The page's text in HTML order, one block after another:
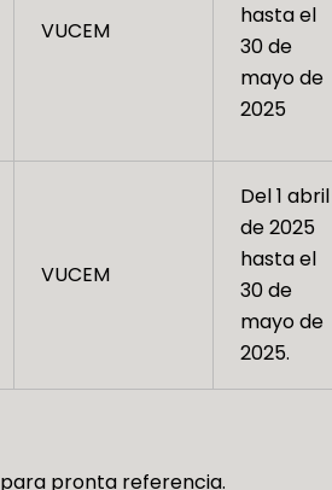
VUCEM
hasta el
30 de
mayo de
2025
VUCEM
Del 1 abril
de 2025
hasta el
30 de
mayo de
2025.
pronta referencia.